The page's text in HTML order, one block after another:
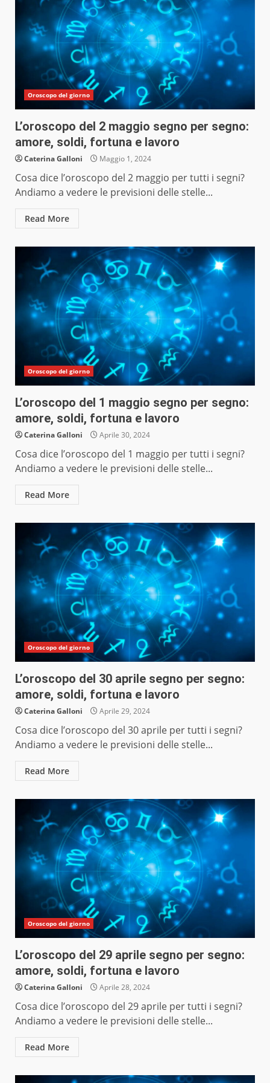
Oroscopo del giorno
L’oroscopo del 2 maggio segno per segno:
amore, soldi, fortuna e lavoro
Caterina Galloni Maggio 1, 2024
Cosa dice l’oroscopo del 2 maggio per tutti i segni?
Andiamo a vedere le previsioni delle stelle...
Read More
Oroscopo del giorno
L’oroscopo del 1 maggio segno per segno:
amore, soldi, fortuna e lavoro
Caterina Galloni Aprile 30, 2024
Cosa dice l’oroscopo del 1 maggio per tutti i segni?
Andiamo a vedere le previsioni delle stelle...
Read More
Oroscopo del giorno
L’oroscopo del 30 aprile segno per segno:
amore, soldi, fortuna e lavoro
Caterina Galloni Aprile 29, 2024
Cosa dice l’oroscopo del 30 aprile per tutti i segni?
Andiamo a vedere le previsioni delle stelle...
Read More
Oroscopo del giorno
L’oroscopo del 29 aprile segno per segno:
amore, soldi, fortuna e lavoro
Caterina Galloni Aprile 28, 2024
Cosa dice l’oroscopo del 29 aprile per tutti i segni?
Andiamo a vedere le previsioni delle stelle...
Read More